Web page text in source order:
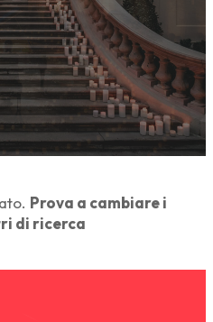
Prova a cambiare i
di ricerca